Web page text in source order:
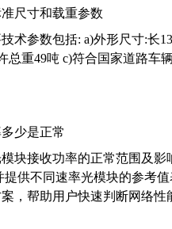
尺寸和载重参数
术参数包括: a)外形尺寸:长
总重49吨 c)符合国家道路车
少是正常
块接收功率的正常范围及
提供不同速率光模块的参考
，帮助用户快速判断网络性